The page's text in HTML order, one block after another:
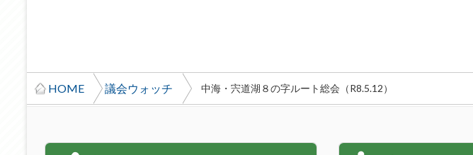
HOME 議会ウォッチ 中海・宍道湖８の字ルート総会（R8.5.12）